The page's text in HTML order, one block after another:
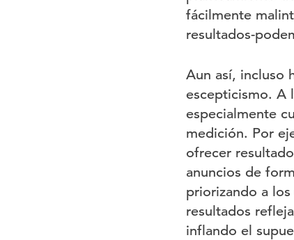
fácilmente
resultados-
Aun así, incluso
escepticismo. A
especialmente
medición. Por
ofrecer
anuncios de
priorizando a
resultados
inflando el